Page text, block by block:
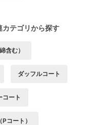
カテゴリから探す
含む）
ダッフルコート
コート
コート）